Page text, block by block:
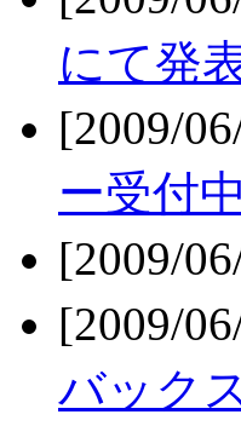
にて発
[2009/
ー受付
[2009/
[2009/
バック